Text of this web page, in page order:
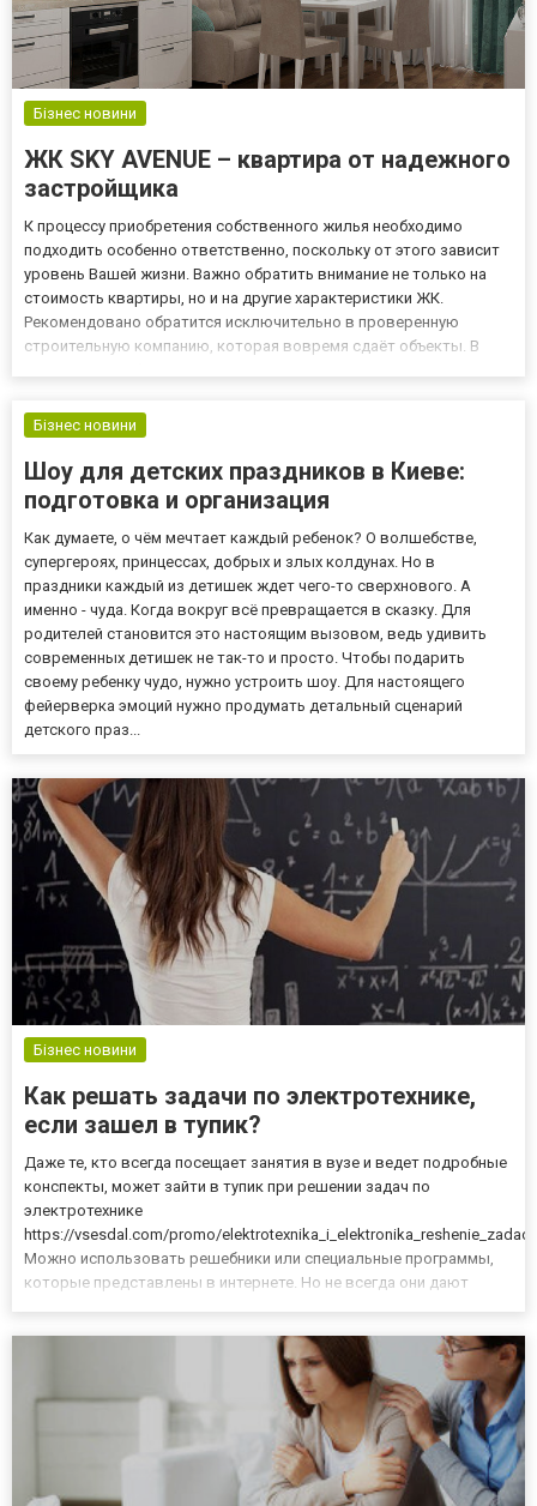
Бізнес новини
ЖК SKY AVENUE – квартира от надежного
застройщика
К процессу приобретения собственного жилья необходимо
подходить особенно ответственно, поскольку от этого зависит
уровень Вашей жизни. Важно обратить внимание не только на
стоимость квартиры, но и на другие характеристики ЖК.
Рекомендовано обратится исключительно в проверенную
строительную компанию, которая вовремя сдаёт объекты. В
и т. д. П...
Бізнес новини
Шоу для детских праздников в Киеве:
подготовка и организация
Как думаете, о чём мечтает каждый ребенок? О волшебстве,
супергероях, принцессах, добрых и злых колдунах. Но в
праздники каждый из детишек ждет чего-то сверхнового. А
именно - чуда. Когда вокруг всё превращается в сказку. Для
родителей становится это настоящим вызовом, ведь удивить
современных детишек не так-то и просто. Чтобы подарить
своему ребенку чудо, нужно устроить шоу. Для настоящего
фейерверка эмоций нужно продумать детальный сценарий
детского праз...
Бізнес новини
Как решать задачи по электротехнике,
если зашел в тупик?
Даже те, кто всегда посещает занятия в вузе и ведет подробные
конспекты, может зайти в тупик при решении задач по
электротехнике
https://vsesdal.com/promo/
Можно использовать решебники или специальные программы,
которые представлены в интернете. Но не всегда они дают